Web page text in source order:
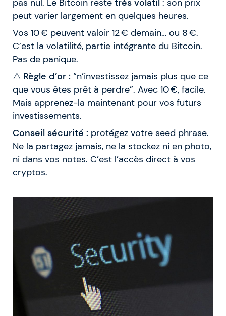
pas nul. Le Bitcoin reste très volatil : son prix
peut varier largement en quelques heures.
Vos 10 € peuvent valoir 12 € demain… ou 8 €.
C’est la volatilité, partie intégrante du Bitcoin.
Pas de panique.
⚠️ Règle d’or : “n’investissez jamais plus que ce
que vous êtes prêt à perdre”. Avec 10 €, facile.
Mais apprenez-la maintenant pour vos futurs
investissements.
Conseil sécurité : protégez votre seed phrase.
Ne la partagez jamais, ne la stockez ni en photo,
ni dans vos notes. C’est l’accès direct à vos
cryptos.